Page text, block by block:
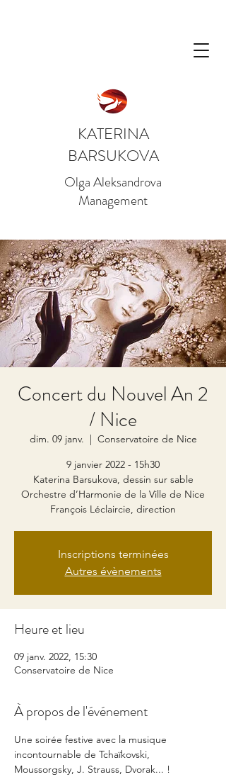
KATERINA
BARSUKOVA
Olga Aleksandrova
Management
Concert du Nouvel An 2
/ Nice
dim. 09 janv.
  |
Conservatoire de Nice
9 janvier 2022 - 15h30
Katerina Barsukova, dessin sur sable
Orchestre d’Harmonie de la Ville de Nice
François Léclaircie, direction
Inscriptions terminées
Autres évènements
Heure et lieu
09 janv. 2022, 15:30
Conservatoire de Nice
À propos de l'événement
Une soirée festive avec la musique
incontournable de Tchaïkovski,
Moussorgsky, J. Strauss, Dvorak... !